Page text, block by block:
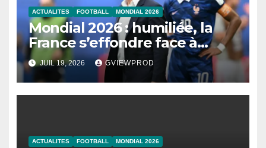
ACTUALITES FOOTBALL MONDIAL 2026
Mondial 2026 : humiliée, la
France s’effondre face à
l’Angleterre
JUIL 19, 2026 GVIEWPROD
ACTUALITES FOOTBALL MONDIAL 2026